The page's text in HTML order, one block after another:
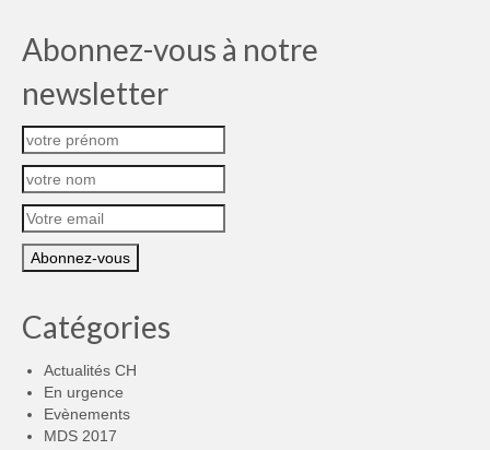
Abonnez-vous à notre
newsletter
Catégories
Actualités CH
En urgence
Evènements
MDS 2017